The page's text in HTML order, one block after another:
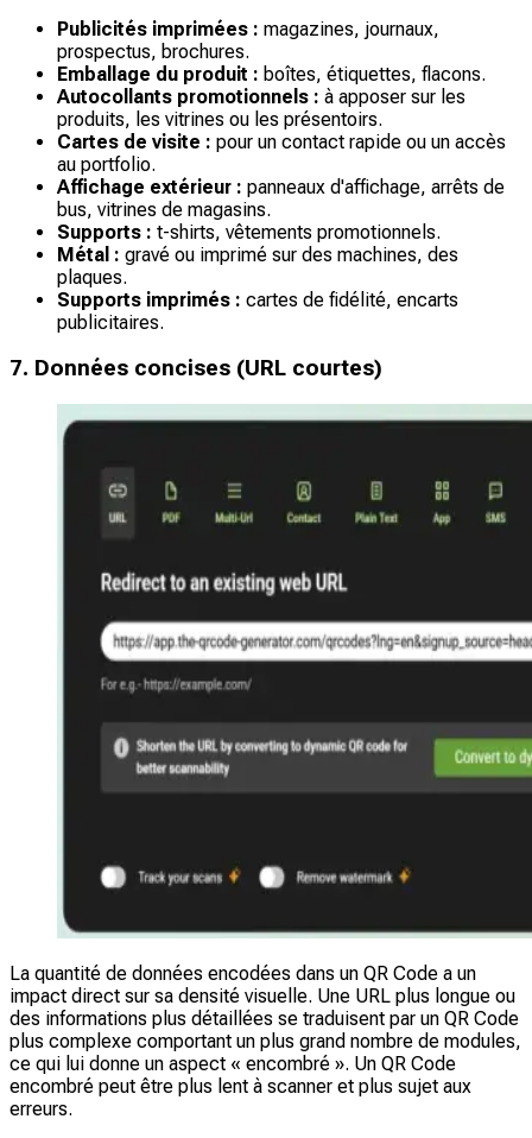
Publicités imprimées : magazines, journaux,
prospectus, brochures.
Emballage du produit : boîtes, étiquettes, flacons.
Autocollants promotionnels : à apposer sur les
produits, les vitrines ou les présentoirs.
Cartes de visite : pour un contact rapide ou un accès
au portfolio.
Affichage extérieur : panneaux d'affichage, arrêts de
bus, vitrines de magasins.
Supports : t-shirts, vêtements promotionnels.
Métal : gravé ou imprimé sur des machines, des
plaques.
Supports imprimés : cartes de fidélité, encarts
publicitaires.
7. Données concises (URL courtes)
La quantité de données encodées dans un QR Code a un
impact direct sur sa densité visuelle. Une URL plus longue ou
des informations plus détaillées se traduisent par un QR Code
plus complexe comportant un plus grand nombre de modules,
ce qui lui donne un aspect « encombré ». Un QR Code
encombré peut être plus lent à scanner et plus sujet aux
erreurs.